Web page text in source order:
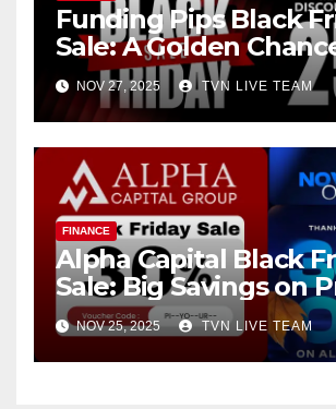
Funding Pips Black
Sale: A Golden
Ambitious Traders
NOV 27, 2025 TVN LIVE TEAM
FINANCE
Alpha Capital Black
Sale: Big Savings on
Trading
NOV 25, 2025 TVN LIVE TEAM